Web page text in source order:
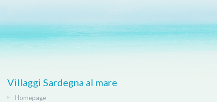
Villaggi Sardegna al mare
Homepage